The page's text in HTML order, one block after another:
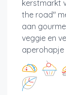
kerstmarkt
the road"
aan
veggie en
aperohapje